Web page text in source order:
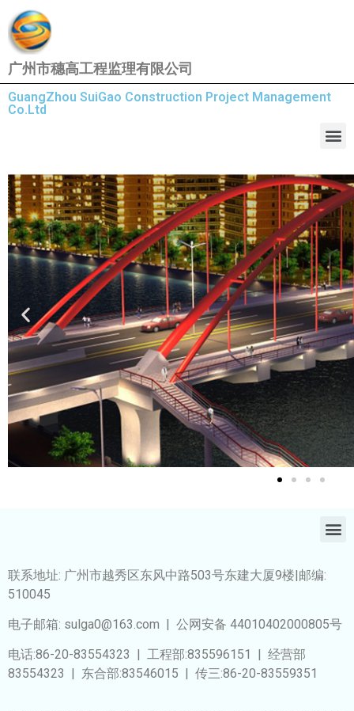
广州市穗高工程监理有限公司
GuangZhou SuiGao Construction Project Management
Co.Ltd
Slide 1
Lorem ipsum dolor sit amet
dolor
Click Here
online
联系地址: 广州市越秀区东风中路503号东建大厦9楼|邮编:
510045
电子邮箱: sulga0@163.com | 公网安备 44010402000805号
电话:86-20-83554323 | 工程部:835596151 | 经营部
83554323 | 东合部:83546015 | 传三:86-20-83559351